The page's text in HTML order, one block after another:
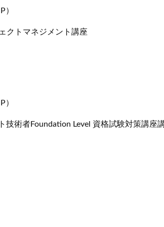
）
クトマネジメント講座
）
術者Foundation Level 資格試験対策講座